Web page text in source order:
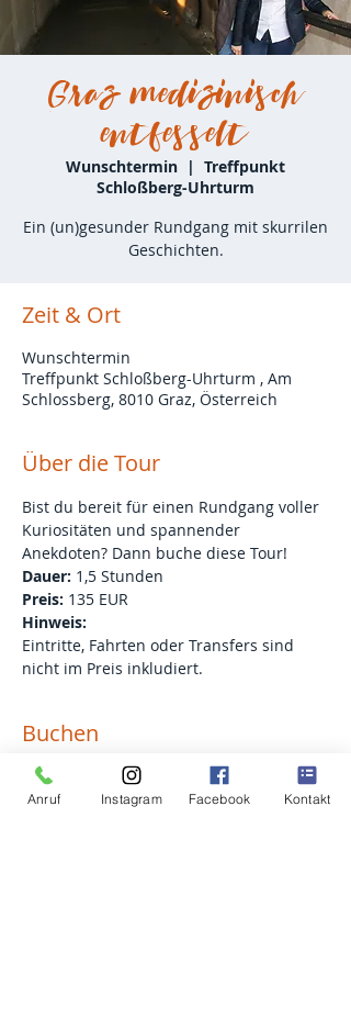
Graz medizinisch
entfesselt
Wunschtermin
  |
Treffpunkt
Schloßberg-Uhrturm
Ein (un)gesunder Rundgang mit skurrilen
Geschichten.
Zeit & Ort
Wunschtermin
Treffpunkt Schloßberg-Uhrturm , Am
Schlossberg, 8010 Graz, Österreich
Über die Tour
Bist du bereit für einen Rundgang voller
Kuriositäten und spannender
Anekdoten? Dann buche diese Tour!
Dauer: 1,5 Stunden
Preis: 135 EUR
Hinweis:
Eintritte, Fahrten oder Transfers sind
nicht im Preis inkludiert.
Buchen
Verkauf beendet
Anruf Instagram Facebook Kontakt